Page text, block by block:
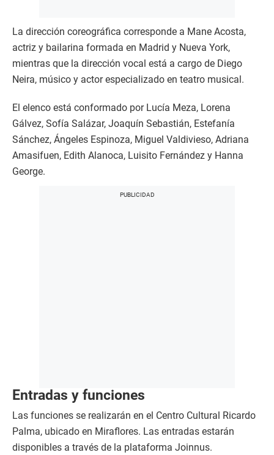
La dirección coreográfica corresponde a Mane Acosta,
actriz y bailarina formada en Madrid y Nueva York,
mientras que la dirección vocal está a cargo de Diego
Neira, músico y actor especializado en teatro musical.
El elenco está conformado por Lucía Meza, Lorena
Gálvez, Sofía Salázar, Joaquín Sebastián, Estefanía
Sánchez, Ángeles Espinoza, Miguel Valdivieso, Adriana
Amasifuen, Edith Alanoca, Luisito Fernández y Hanna
George.
Entradas y funciones
Las funciones se realizarán en el Centro Cultural Ricardo
Palma, ubicado en Miraflores. Las entradas estarán
disponibles a través de la plataforma Joinnus.